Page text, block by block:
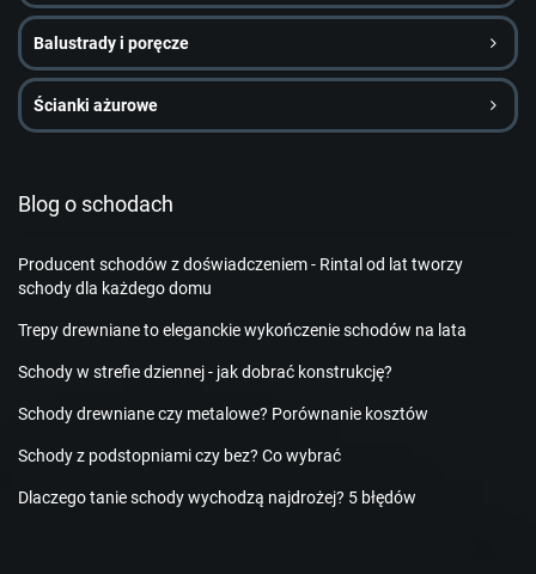
Balustrady i poręcze
Ścianki ażurowe
Blog o schodach
Producent schodów z doświadczeniem - Rintal od lat tworzy
schody dla każdego domu
Trepy drewniane to eleganckie wykończenie schodów na lata
Schody w strefie dziennej - jak dobrać konstrukcję?
Schody drewniane czy metalowe? Porównanie kosztów
Schody z podstopniami czy bez? Co wybrać
Dlaczego tanie schody wychodzą najdrożej? 5 błędów